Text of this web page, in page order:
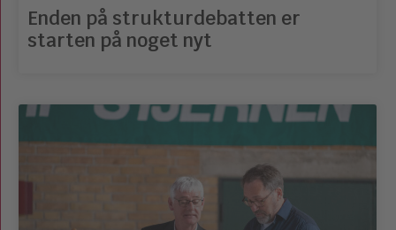
Enden på strukturdebatten er
starten på noget nyt